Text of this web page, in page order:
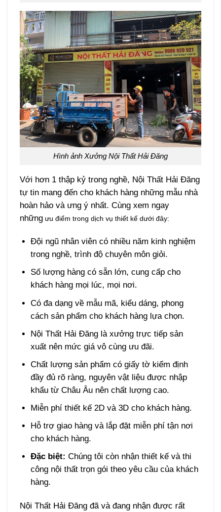
Hình ảnh Xưởng Nội Thất Hải Đăng
Với hơn 1 thập kỷ trong nghề, Nội Thất Hải Đăng
tự tin mang đến cho khách hàng những mẫu nhà
hoàn hảo và ưng ý nhất. Cùng xem ngay
những ưu điểm trong dịch vụ thiết kế dưới đây:
Đội ngũ nhân viên có nhiều năm kinh nghiệm
trong nghề, trình độ chuyên môn giỏi.
Số lượng hàng có sẵn lớn, cung cấp cho
khách hàng mọi lúc, mọi nơi.
Có đa dạng về mẫu mã, kiểu dáng, phong
cách sản phẩm cho khách hàng lựa chọn.
Nội Thất Hải Đăng là xưởng trực tiếp sản
xuất nên mức giá vô cùng ưu đãi.
Chất lượng sản phẩm có giấy tờ kiểm định
đầy đủ rõ ràng, nguyên vật liệu được nhập
khẩu từ Châu Âu nên chất lượng cao.
Miễn phí thiết kế 2D và 3D cho khách hàng.
Hỗ trợ giao hàng và lắp đặt miễn phí tận nơi
cho khách hàng.
Đặc biệt: Chúng tôi còn nhận thiết kế và thi
công nội thất trọn gói theo yêu cầu của khách
hàng.
Nội Thất Hải Đăng đã và đang nhận được rất